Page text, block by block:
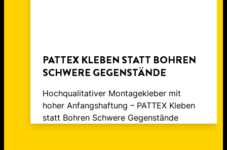
PATTEX KLEBEN STATT BOHREN
SCHWERE GEGENSTÄNDE
Hochqualitativer Montagekleber mit
hoher Anfangshaftung – PATTEX Kleben
statt Bohren Schwere Gegenstände